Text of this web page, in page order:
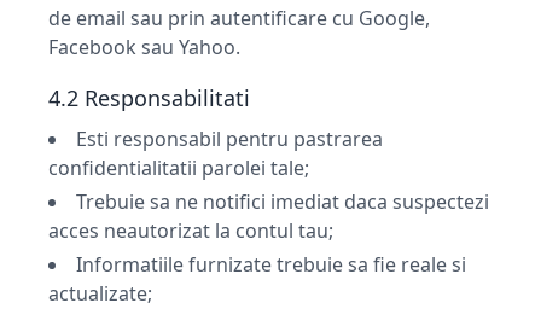
de email sau prin autentificare cu Google,
Facebook sau Yahoo.
4.2 Responsabilitati
Esti responsabil pentru pastrarea
confidentialitatii parolei tale;
Trebuie sa ne notifici imediat daca suspectezi
acces neautorizat la contul tau;
Informatiile furnizate trebuie sa fie reale si
actualizate;